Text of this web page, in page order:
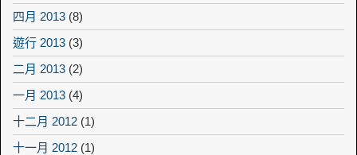
四月 2013 (8)
遊行 2013 (3)
二月 2013 (2)
一月 2013 (4)
十二月 2012 (1)
十一月 2012 (1)